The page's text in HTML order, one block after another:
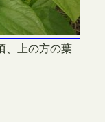
、上の方の葉